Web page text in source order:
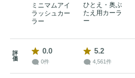
ミニマムアイ
ラッシュカー
ラー
ひとえ・奥ぶ
たえ用カーラ
ー
評
価
0.0
0件
5.2
4,561件